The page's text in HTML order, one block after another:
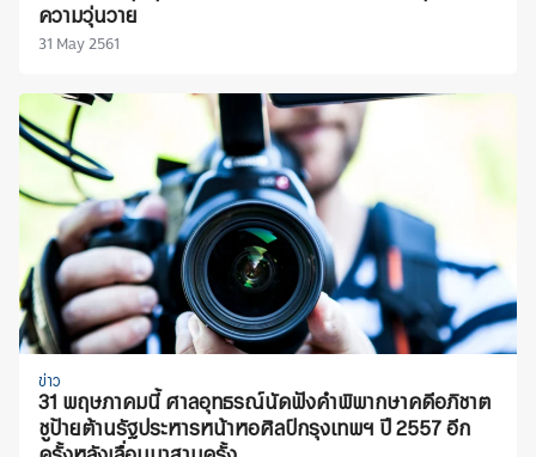
ความวุ่นวาย
31 May 2561
ข่าว
31 พฤษภาคมนี้ ศาลอุทธรณ์นัดฟังคำพิพากษาคดีอภิชาต
ชูป้ายต้านรัฐประหารหน้าหอศิลป์กรุงเทพฯ ปี 2557 อีก